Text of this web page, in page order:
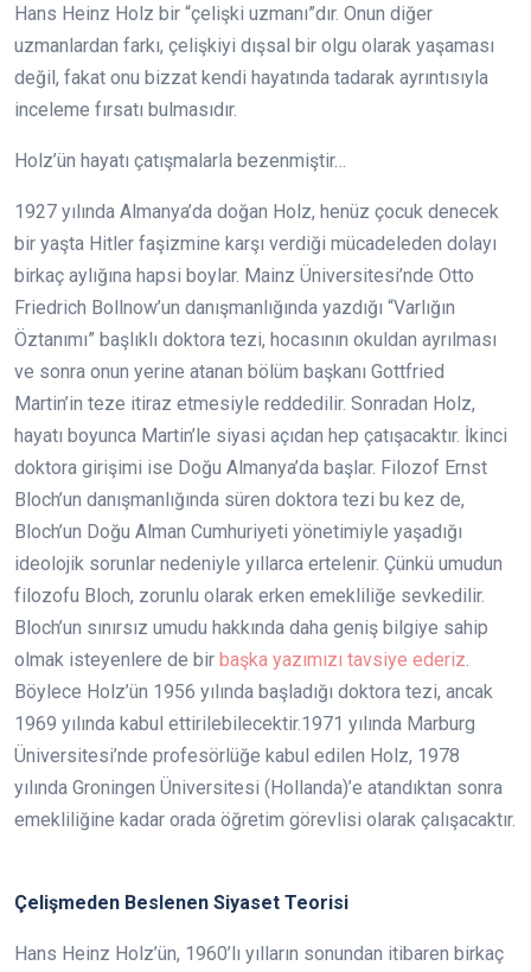
Hans Heinz Holz bir “çelişki uzmanı”dır. Onun diğer
uzmanlardan farkı, çelişkiyi dışsal bir olgu olarak yaşaması
değil, fakat onu bizzat kendi hayatında tadarak ayrıntısıyla
inceleme fırsatı bulmasıdır.
Holz’ün hayatı çatışmalarla bezenmiştir…
1927 yılında Almanya’da doğan Holz, henüz çocuk denecek
bir yaşta Hitler faşizmine karşı verdiği mücadeleden dolayı
birkaç aylığına hapsi boylar. Mainz Üniversitesi’nde Otto
Friedrich Bollnow’un danışmanlığında yazdığı “Varlığın
Öztanımı” başlıklı doktora tezi, hocasının okuldan ayrılması
ve sonra onun yerine atanan bölüm başkanı Gottfried
Martin’in teze itiraz etmesiyle reddedilir. Sonradan Holz,
hayatı boyunca Martin’le siyasi açıdan hep çatışacaktır. İkinci
doktora girişimi ise Doğu Almanya’da başlar. Filozof Ernst
Bloch’un danışmanlığında süren doktora tezi bu kez de,
Bloch’un Doğu Alman Cumhuriyeti yönetimiyle yaşadığı
ideolojik sorunlar nedeniyle yıllarca ertelenir. Çünkü umudun
filozofu Bloch, zorunlu olarak erken emekliliğe sevkedilir.
Bloch’un sınırsız umudu hakkında daha geniş bilgiye sahip
olmak isteyenlere de bir başka yazımızı tavsiye ederiz.
Böylece Holz’ün 1956 yılında başladığı doktora tezi, ancak
1969 yılında kabul ettirilebilecektir.1971 yılında Marburg
Üniversitesi’nde profesörlüğe kabul edilen Holz, 1978
yılında Groningen Üniversitesi (Hollanda)’e atandıktan sonra
emekliliğine kadar orada öğretim görevlisi olarak çalışacaktır.
Çelişmeden Beslenen Siyaset Teorisi
Hans Heinz Holz’ün, 1960’lı yılların sonundan itibaren birkaç